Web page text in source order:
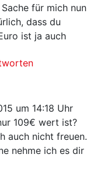
für mich nun
dass du
ist ja auch
um 14:18 Uhr
109€ wert ist?
auch nicht freuen.
nehme ich es dir